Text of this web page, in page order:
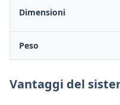
Dimensioni
Peso
Vantaggi del